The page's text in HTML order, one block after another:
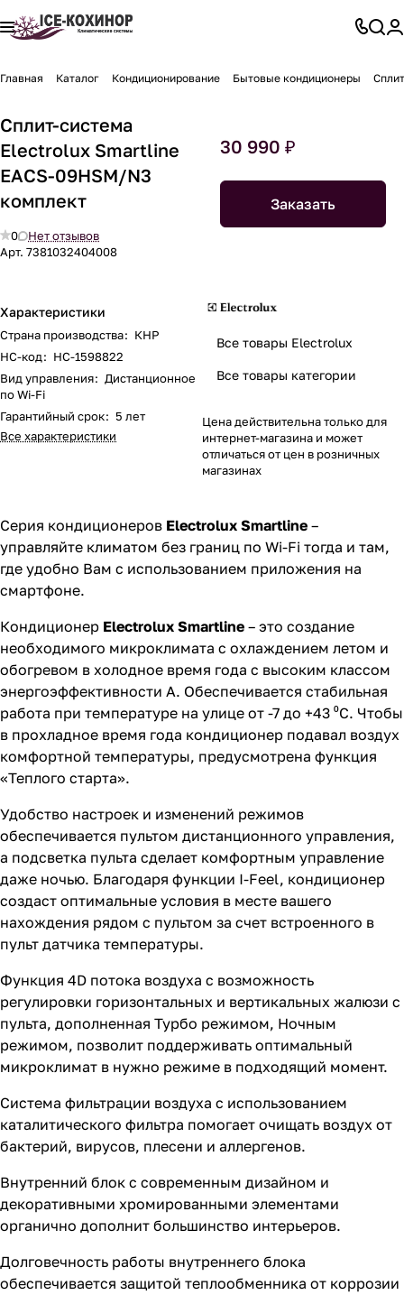
Главная Каталог Кондиционирование Бытовые кондиционеры
Сплит-система
Electrolux Smartline
EACS-09HSM/N3
комплект
0
Нет отзывов
Арт. 7381032404008
Характеристики
Страна производства: КНР
НС-код: НС-1598822
Вид управления: Дистанционное
по Wi-Fi
Гарантийный срок: 5 лет
Все характеристики
30 990 ₽
Заказать
Все товары Electrolux
Все товары категории
Цена действительна только для
интернет-магазина и может
отличаться от цен в розничных
магазинах
Серия кондиционеров Electrolux Smartline –
управляйте климатом без границ по Wi-Fi тогда и там,
где удобно Вам с использованием приложения на
смартфоне.
Кондиционер Electrolux Smartline – это создание
необходимого микроклимата с охлаждением летом и
обогревом в холодное время года с высоким классом
энергоэффективности А. Обеспечивается стабильная
работа при температуре на улице от -7 до +43 ⁰С. Чтобы
в прохладное время года кондиционер подавал воздух
комфортной температуры, предусмотрена функция
«Теплого старта».
Удобство настроек и изменений режимов
обеспечивается пультом дистанционного управления,
а подсветка пульта сделает комфортным управление
даже ночью. Благодаря функции I-Feel, кондиционер
создаст оптимальные условия в месте вашего
нахождения рядом с пультом за счет встроенного в
пульт датчика температуры.
Функция 4D потока воздуха с возможность
регулировки горизонтальных и вертикальных жалюзи с
пульта, дополненная Турбо режимом, Ночным
режимом, позволит поддерживать оптимальный
микроклимат в нужно режиме в подходящий момент.
Система фильтрации воздуха с использованием
каталитического фильтра помогает очищать воздух от
бактерий, вирусов, плесени и аллергенов.
Внутренний блок с современным дизайном и
декоративными хромированными элементами
органично дополнит большинство интерьеров.
Долговечность работы внутреннего блока
обеспечивается защитой теплообменника от коррозии